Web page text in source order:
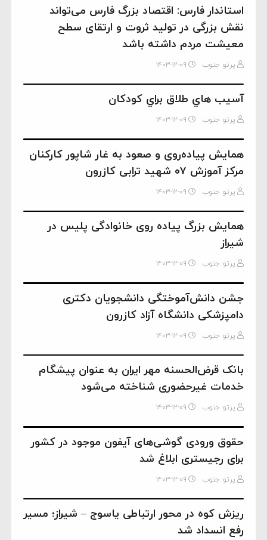
استاندار فارس: اقتصاد بزرگ فارس می‌تواند
نقش بزرگی در تولید ثروت و ارتقای سطح
معیشت مردم داشته باشد
پرتو جنوب ۱۴۰۳-۱۲-۰۹
آسيب هاي طلاق براي کودکان
پرتو جنوب ۱۴۰۳-۱۲-۰۹
همایش پیاده‌روی و صعود به غار شاپور کارکنان
مرکز آموزش ۰۷ شهید ترابی کازرون
پرتو جنوب ۱۴۰۳-۱۲-۰۹
همایش بزرگ پیاده روی خانوادگی پلیس در
شیراز
پرتو جنوب ۱۴۰۳-۱۲-۰۹
جشن دانش‌آموختگی دانشجویان دکتری
دامپزشکی دانشگاه آزاد کازرون
پرتو جنوب ۱۴۰۳-۱۲-۰۹
بانک قرض‌الحسنه مهر ایران به عنوان پیشگام
خدمات غیرحضوری شناخته می‌شود
پرتو جنوب ۱۴۰۳-۱۲-۰۹
حقوق ورودی گوشی‌های آیفون موجود در کشور
برای رجیستری ابلاغ شد
پرتو جنوب ۱۴۰۳-۱۲-۰۹
ریزش کوه در محور ارتباطی یاسوج – شیراز؛ مسیر
رفع انسداد شد